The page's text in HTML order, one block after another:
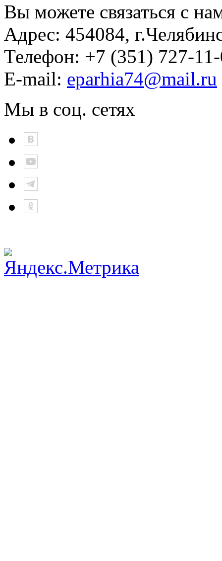
Вы можете связаться с
Адрес: 454084,
Телефон: +7 (351) 727-
E-mail: eparhia74@mail.ru
Мы в соц. сетях